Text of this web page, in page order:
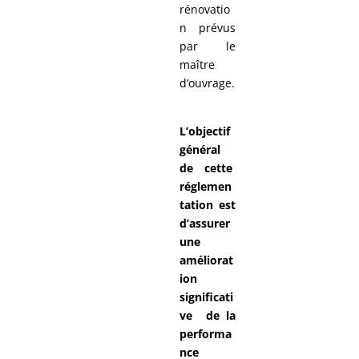
rénovatio
n prévus
par le
maître
d’ouvrage.
L’objectif
général
de cette
réglemen
tation est
d’assurer
une
améliorat
ion
significati
ve de la
performa
nce